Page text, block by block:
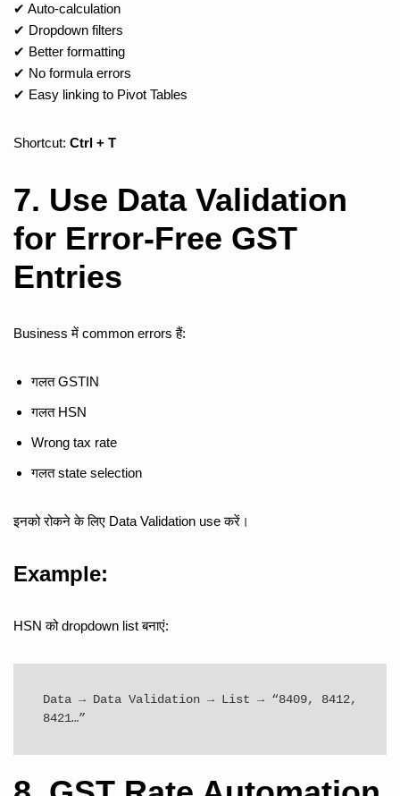
✔ Auto-calculation
✔ Dropdown filters
✔ Better formatting
✔ No formula errors
✔ Easy linking to Pivot Tables
Shortcut: Ctrl + T
7. Use Data Validation
for Error-Free GST
Entries
Business में common errors हैं:
गलत GSTIN
गलत HSN
Wrong tax rate
गलत state selection
इनको रोकने के लिए Data Validation use करें।
Example:
HSN को dropdown list बनाएं:
Data → Data Validation → List → “8409, 8412,
8421…”